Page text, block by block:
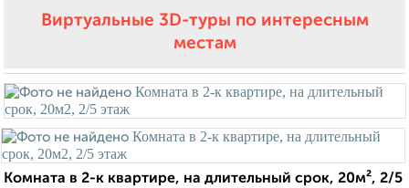
Виртуальные 3D-туры по интересным
местам
Комната в 2-к квартире, на длительный срок, 20м², 2/5